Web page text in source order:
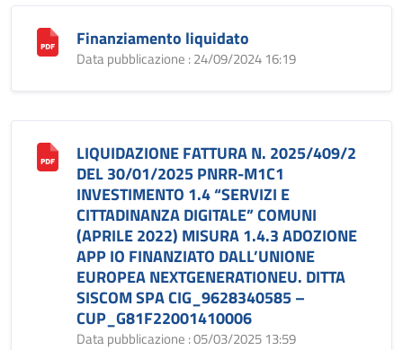
Finanziamento liquidato
Data pubblicazione : 24/09/2024 16:19
LIQUIDAZIONE FATTURA N. 2025/409/2
DEL 30/01/2025 PNRR-M1C1
INVESTIMENTO 1.4 “SERVIZI E
CITTADINANZA DIGITALE” COMUNI
(APRILE 2022) MISURA 1.4.3 ADOZIONE
APP IO FINANZIATO DALL’UNIONE
EUROPEA NEXTGENERATIONEU. DITTA
SISCOM SPA CIG_9628340585 –
CUP_G81F22001410006
Data pubblicazione : 05/03/2025 13:59